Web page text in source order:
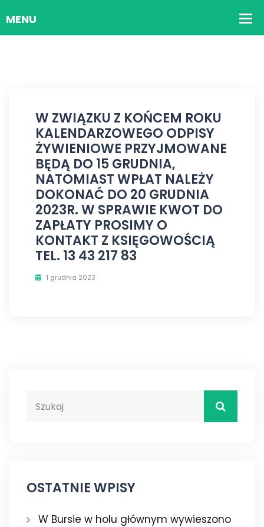
W ZWIĄZKU Z KOŃCEM ROKU
KALENDARZOWEGO ODPISY
ŻYWIENIOWE PRZYJMOWANE
BĘDĄ DO 15 GRUDNIA,
NATOMIAST WPŁAT NALEŻY
DOKONAĆ DO 20 GRUDNIA
2023R. W SPRAWIE KWOT DO
ZAPŁATY PROSIMY O
KONTAKT Z KSIĘGOWOŚCIĄ
TEL. 13 43 217 83
1 grudnia 2023
OSTATNIE WPISY
W Bursie w holu głównym wywieszono